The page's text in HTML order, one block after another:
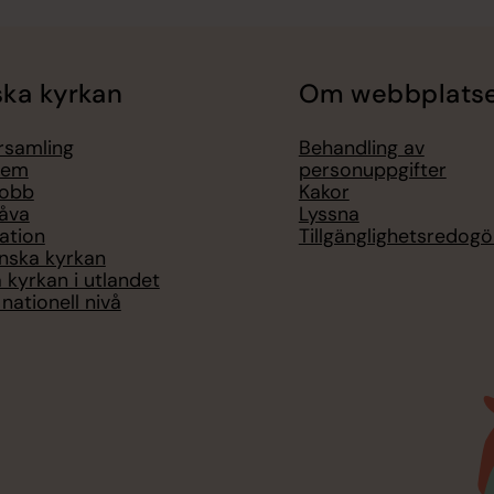
kyrkan
kyrkan
kyrkan i utlandet
nivå
Om
Behandling av
personuppgifter
Kakor
Lyssna